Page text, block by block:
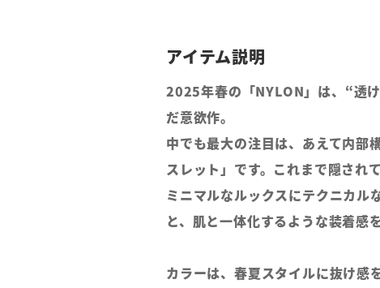
2025年春の「NYLON」は、“透
だ意欲作。
中でも最大の注目は、あえて内部
スレット」です。これまで隠され
ミニマルなルックスにテクニカル
と、肌と一体化するような装着感
カラーは、春夏スタイルに抜け感